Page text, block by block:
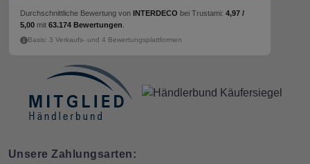
Durchschnittliche Bewertung von INTERDECO bei Trustami: 4,97 /
5,00 mit 63.174 Bewertungen
Basis: 3 Verkaufs- und 4 Bewertungsplattformen
Unsere Zahlungsarten: